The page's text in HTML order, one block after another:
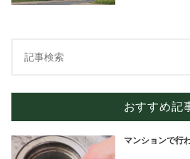
おすすめ記
マンションで行